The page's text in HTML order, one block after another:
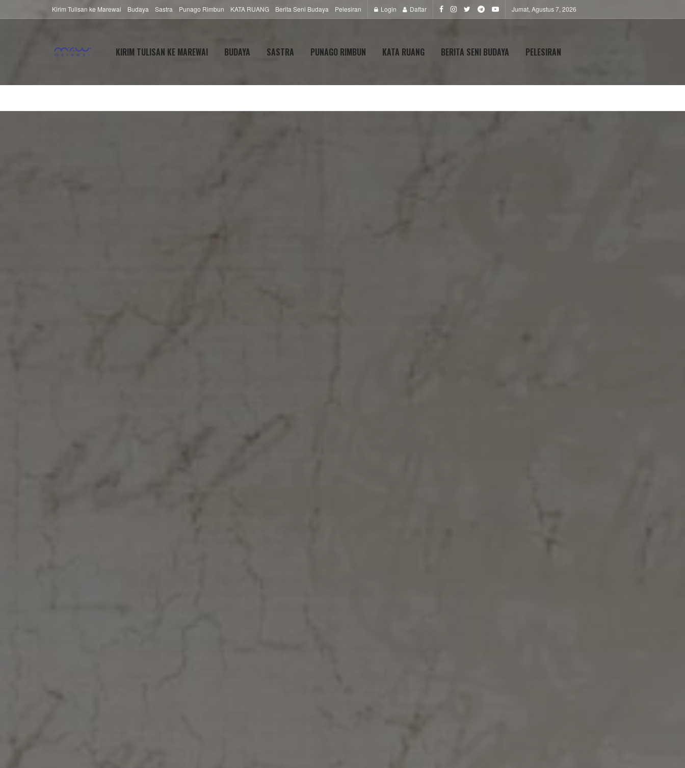
Kirim Tulisan ke Marewai Budaya Sastra Punago Rimbun KATA RUANG Berita Seni Budaya Pelesiran Login Daftar Jumat, Agustus 7, 2026
KIRIM TULISAN KE MAREWAI BUDAYA SASTRA PUNAGO RIMBUN KATA RUANG BERITA SENI BUDAYA PELESIRAN